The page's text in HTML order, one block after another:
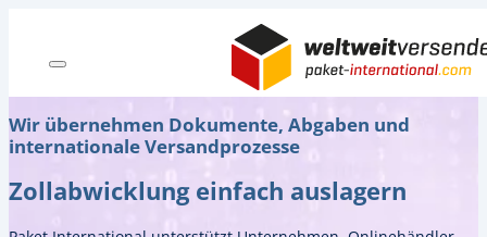
Wir übernehmen Dokumente, Abgaben und
internationale Versandprozesse
Zollabwicklung einfach auslagern